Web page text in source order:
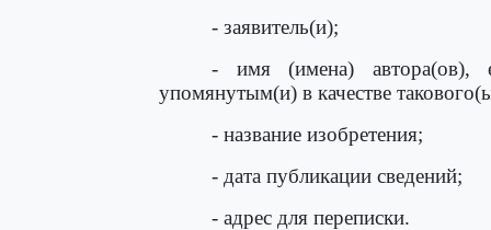
- заявитель(и);
- имя (имена) автора(ов),
упомянутым(и) в качестве
- название изобретения;
- дата публикации сведений;
- адрес для переписки.